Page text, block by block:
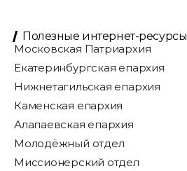
Полезные интернет-ресурсы
Московская Патриархия
Екатеринбургская епархия
Нижнетагильская епархия
Каменская епархия
Алапаевская епархия
Молодёжный отдел
Миссионерский отдел